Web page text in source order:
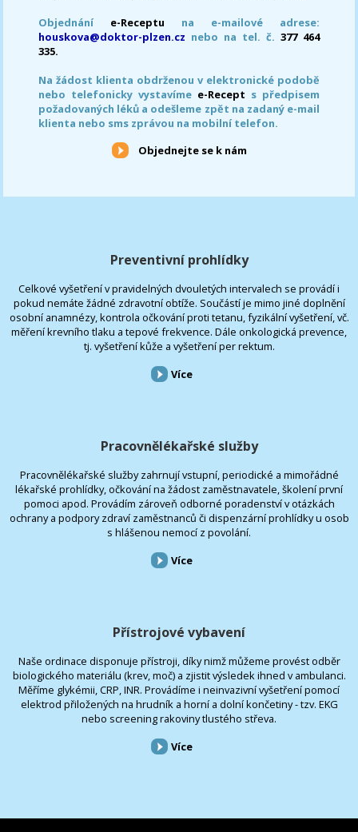
Objednání e-Receptu na e-mailové adrese:
houskova@doktor-plzen.cz nebo na tel. č. 377 464
335.
Na žádost klienta obdrženou v elektronické podobě
nebo telefonicky vystavíme e-Recept s předpisem
požadovaných léků a odešleme zpět na zadaný e-mail
klienta nebo sms zprávou na mobilní telefon.
Objednejte se k nám
Preventivní prohlídky
Celkové vyšetření v pravidelných dvouletých intervalech se provádí i
pokud nemáte žádné zdravotní obtíže. Součástí je mimo jiné doplnění
osobní anamnézy, kontrola očkování proti tetanu, fyzikální vyšetření, vč.
měření krevního tlaku a tepové frekvence. Dále onkologická prevence,
tj. vyšetření kůže a vyšetření per rektum.
Více
Pracovnělékařské služby
Pracovnělékařské služby zahrnují vstupní, periodické a mimořádné
lékařské prohlídky, očkování na žádost zaměstnavatele, školení první
pomoci apod. Provádím zároveň odborné poradenství v otázkách
ochrany a podpory zdraví zaměstnanců či dispenzární prohlídky u osob
s hlášenou nemocí z povolání.
Více
Přístrojové vybavení
Naše ordinace disponuje přístroji, díky nimž můžeme provést odběr
biologického materiálu (krev, moč) a zjistit výsledek ihned v ambulanci.
Měříme glykémii, CRP, INR. Provádíme i neinvazivní vyšetření pomocí
elektrod přiložených na hrudník a horní a dolní končetiny - tzv. EKG
nebo screening rakoviny tlustého střeva.
Více